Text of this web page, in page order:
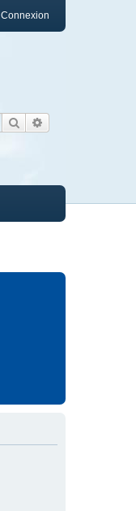
Connexion
Rechercher